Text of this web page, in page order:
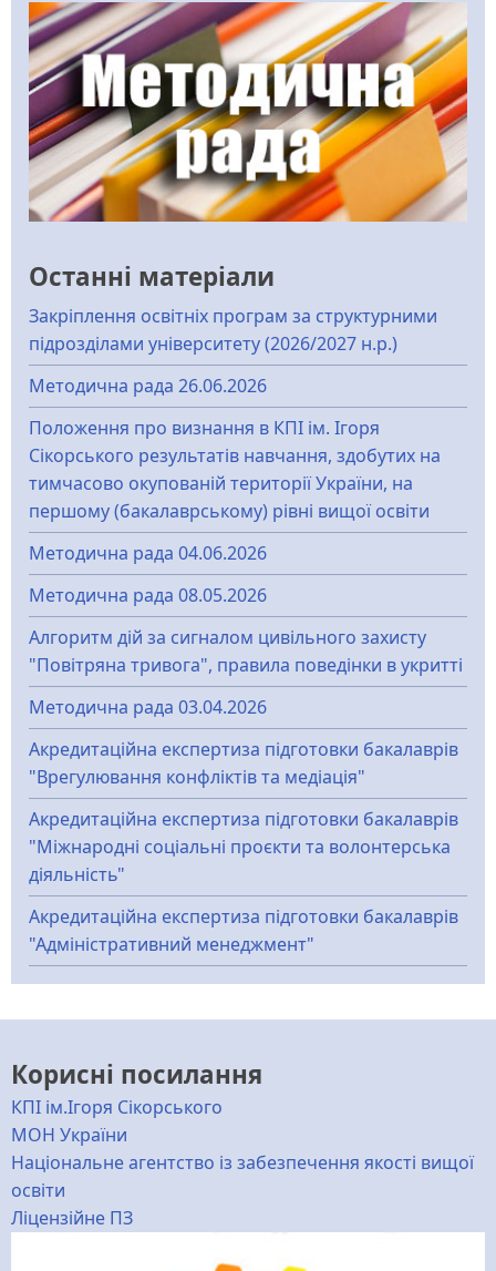
Останні матеріали
Закріплення освітніх програм за структурними
підрозділами університету (2026/2027 н.р.)
Методична рада 26.06.2026
Положення про визнання в КПІ ім. Ігоря
Сікорського результатів навчання, здобутих на
тимчасово окупованій території України, на
першому (бакалаврському) рівні вищої освіти
Методична рада 04.06.2026
Методична рада 08.05.2026
Алгоритм дій за сигналом цивільного захисту
"Повітряна тривога", правила поведінки в укритті
Методична рада 03.04.2026
Акредитаційна експертиза підготовки бакалаврів
"Врегулювання конфліктів та медіація"
Акредитаційна експертиза підготовки бакалаврів
"Міжнародні соціальні проєкти та волонтерська
діяльність"
Акредитаційна експертиза підготовки бакалаврів
"Адміністративний менеджмент"
Корисні посилання
КПІ ім.Ігоря Сікорського
МОН України
Національне агентство із забезпечення якості вищої
освіти
Ліцензійне ПЗ